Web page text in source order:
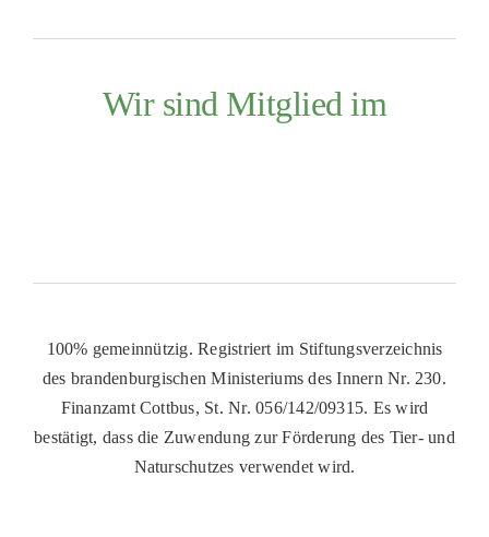
Wir sind Mitglied im
100% gemeinnützig. Registriert im Stiftungsverzeichnis
des brandenburgischen Ministeriums des Innern Nr. 230.
Finanzamt Cottbus, St. Nr. 056/142/09315. Es wird
bestätigt, dass die Zuwendung zur Förderung des Tier- und
Naturschutzes verwendet wird.